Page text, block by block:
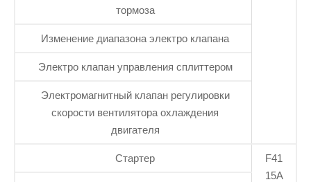
тормоза
Изменение диапазона электро клапана
Электро клапан управления сплиттером
Электромагнитный клапан регулировки
скорости вентилятора охлаждения
двигателя
Стартер
F41
15А